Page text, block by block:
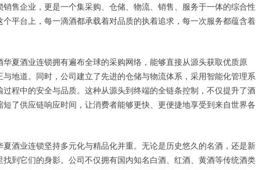
售企业，更是一个集采购、仓储、物流、销售、服务于一体的综合性
平台上，每一滴酒都承载着对品质的执着追求，每一次服务都蕴含着
夏酒业连锁拥有遍布全球的采购网络，能够直接从源头获取优质原
地道。同时，公司建立了先进的仓储与物流体系，采用智能化管理系
程中的安全与品质。这种从源头到终端的全链条控制，不仅提升了酒
了供应链响应时间，让消费者能够更快、更便捷地享受到来自世界各
夏酒业连锁坚持多元化与精品化并重。无论是历史悠久的名酒，还是新
到它们的身影。公司不仅拥有国内知名白酒、红酒、黄酒等传统酒类